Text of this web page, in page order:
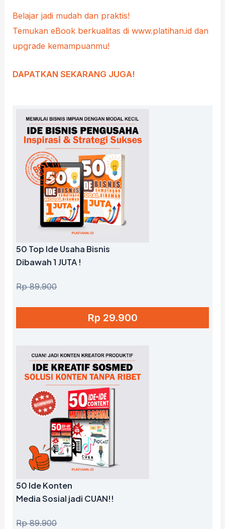
Belajar jadi mudah dan praktis!
Temukan eBook berkualitas di www.platihan.id dan
upgrade kemampuanmu!
DAPATKAN SEKARANG JUGA!
50 Top Ide Usaha Bisnis
Dibawah 1 JUTA !
Rp 89.900
Rp 29.900
50 Ide Konten
Media Sosial jadi CUAN!!
Rp 89.900